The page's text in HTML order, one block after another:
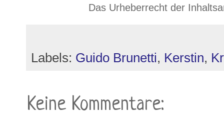
Das Urheberrecht der
Labels: Guido Brunetti, Kerstin,
Keine Kommentare: